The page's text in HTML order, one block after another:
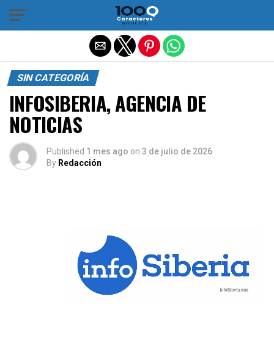
SIN CATEGORÍA
INFOSIBERIA, AGENCIA DE
NOTICIAS
Published 1 mes ago on 3 de julio de 2026
By Redacción
Salir de la versión móvil